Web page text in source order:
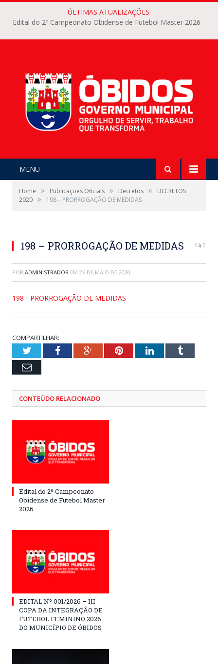
ÚLTIMAS ATUALIZAÇÕES:
Edital do 2º Campeonato Obidense de Futebol Master 2026
MENU
Home » Publicações Oficiais » Decretos »
DECRETOS
2020 » 198 – PRORROGAÇÃO DE MEDIDAS
198 – PRORROGAÇÃO DE MEDIDAS 0
POR ADMINISTRADOR EM 26 DE MAIO DE 2020
198 - PRORROGAÇÃO DE MEDIDAS
COMPARTILHAR:
TwitterFacebookGoogle+PinterestLinkedInTumblr
Email
CONTEÚDO RELACIONADO
Edital do 2º Campeonato
Obidense de Futebol Master
2026
EDITAL Nº 001/2026 – III
COPA DA INTEGRAÇÃO DE
FUTEBOL FEMININO 2026
DO MUNICÍPIO DE ÓBIDOS